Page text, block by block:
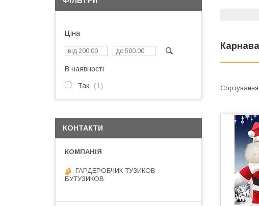
Ціна
В наявності
Так 1
КОНТАКТИ
ГАРДЕРОБЧИК ТУЗИКОВ
БУТУЗИКОВ